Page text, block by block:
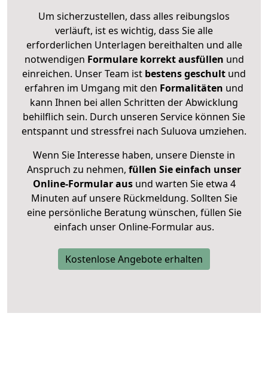
Um sicherzustellen, dass alles reibungslos
verläuft, ist es wichtig, dass Sie alle
erforderlichen Unterlagen bereithalten und alle
notwendigen Formulare korrekt ausfüllen und
einreichen. Unser Team ist bestens geschult und
erfahren im Umgang mit den Formalitäten und
kann Ihnen bei allen Schritten der Abwicklung
behilflich sein. Durch unseren Service können Sie
entspannt und stressfrei nach Suluova umziehen.
Wenn Sie Interesse haben, unsere Dienste in
Anspruch zu nehmen, füllen Sie einfach unser
Online-Formular ausund warten Sie etwa 4
Minuten auf unsere Rückmeldung. Sollten Sie
eine persönliche Beratung wünschen, füllen Sie
einfach unser Online-Formular aus.
Kostenlose Angebote erhalten